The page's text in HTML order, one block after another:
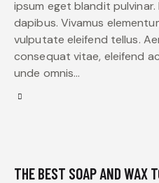
ipsum eget blandit
dapibus. Vivamus
vulputate eleifend tellus.
consequat vitae, eleifend
unde omnis…
THE BEST SOAP AND WAX